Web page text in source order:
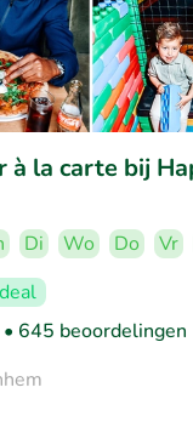
à la carte bij
Di Wo Do Vr
• 645 beoordelingen